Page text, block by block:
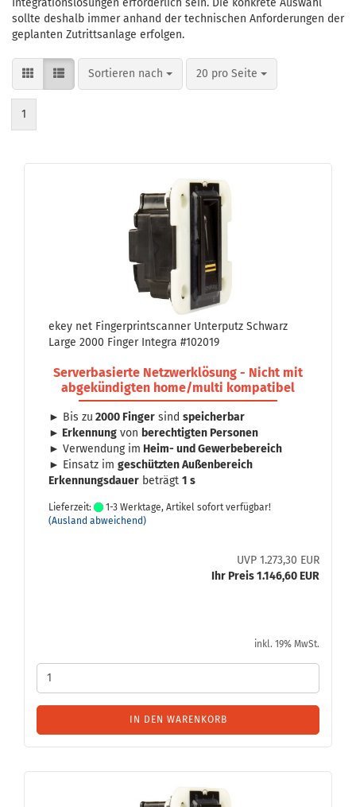
sollte deshalb immer anhand der technischen Anforderungen der
geplanten Zutrittsanlage erfolgen.
Sortieren nach
Sortieren nach 20 pro Seite
pro Seite
1
ekey net Fin­ger­print­scan­ner Un­ter­putz Schwarz
Large 2000 Fin­ger In­te­gra #102019
Ser­ver­ba­sier­te Netz­werk­lö­sung - Nicht mit
ab­ge­kün­dig­ten home/multi kom­pa­ti­bel
► Bis zu 2000 Fin­ger sind spei­cher­bar
► Er­ken­nung von be­rech­tig­ten Per­so­nen
► Ver­wen­dung im Heim- und Ge­wer­be­be­reich
► Ein­satz im ge­schütz­ten Au­ßen­be­reich
Er­ken­nungs­dau­er be­trägt 1 s
Lieferzeit:
1-3 Werktage, Artikel sofort verfügbar!
(Ausland abweichend)
UVP 1.273,30 EUR
Ihr Preis 1.146,60 EUR
inkl. 19% MwSt.
IN DEN WARENKORB